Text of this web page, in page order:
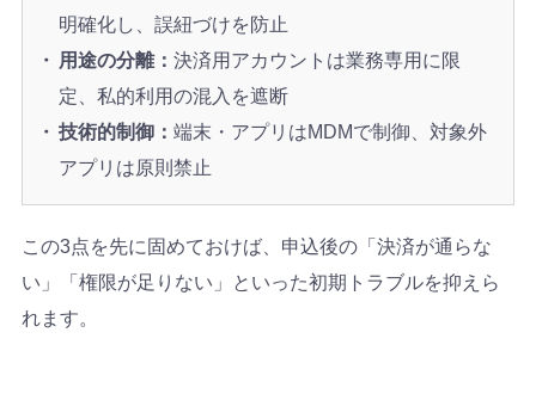
明確化し、誤紐づけを防止
用途の分離： 決済用アカウントは業務専用に限
定、私的利用の混入を遮断
技術的制御： 端末・アプリはMDMで制御、対象外
アプリは原則禁止
この3点を先に固めておけば、申込後の「決済が通らな
い」「権限が足りない」といった初期トラブルを抑えら
れます。